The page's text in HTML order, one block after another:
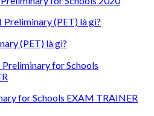
(PET) là gì?
for Schools EXAM TRAINER